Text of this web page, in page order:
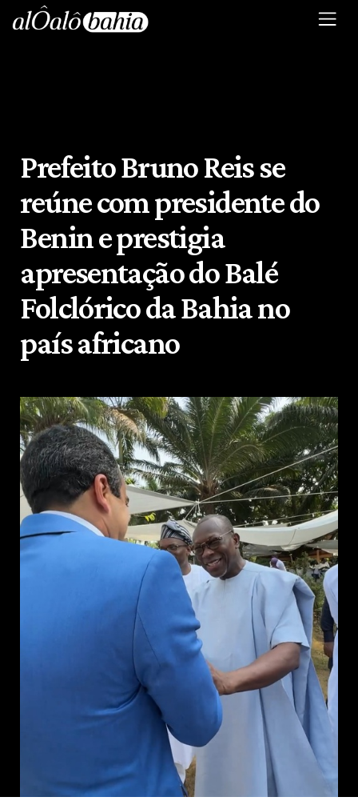
Prefeito Bruno Reis se
reúne com presidente do
Benin e prestigia
apresentação do Balé
Folclórico da Bahia no
país africano